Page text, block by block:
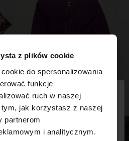
z plików cookie
do spersonalizowania
funkcje
ruch w naszej
jak korzystasz z naszej
partnerom
i analitycznym.
Czy chcesz
United States?